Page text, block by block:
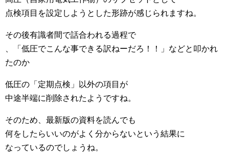
点検項目を設定しようとした形跡が感じられますね。
その後有識者間で話合われる過程で
、「低圧でこんな事できる訳ねーだろ！！」などと叩かれ
たのか
低圧の「定期点検」以外の項目が
中途半端に削除されたようですね。
そのため、最新版の資料を読んでも
何をしたらいいのがよく分からないという結果に
なっているのでしょうね。